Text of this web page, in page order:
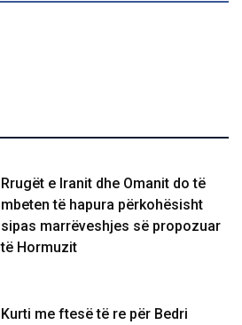
Rrugët e Iranit dhe Omanit do të
mbeten të hapura përkohësisht
sipas marrëveshjes së propozuar
të Hormuzit
Kurti me ftesë të re për Bedri